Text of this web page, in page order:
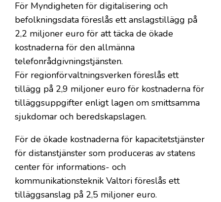
För Myndigheten för digitalisering och
befolkningsdata föreslås ett anslagstillägg på
2,2 miljoner euro för att täcka de ökade
kostnaderna för den allmänna
telefonrådgivningstjänsten.
För regionförvaltningsverken föreslås ett
tillägg på 2,9 miljoner euro för kostnaderna för
tilläggsuppgifter enligt lagen om smittsamma
sjukdomar och beredskapslagen.
För de ökade kostnaderna för kapacitetstjänster
för distanstjänster som produceras av statens
center för informations- och
kommunikationsteknik Valtori föreslås ett
tilläggsanslag på 2,5 miljoner euro.